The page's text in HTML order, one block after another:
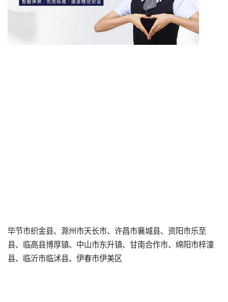
毕节市织金县、滁州市天长市、许昌市襄城县、资阳市乐至
县、临高县博厚镇、中山市东升镇、甘南合作市、绵阳市梓潼
县、临沂市临沭县、伊春市伊美区